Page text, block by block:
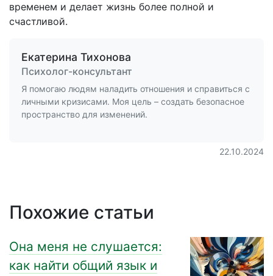
временем и делает жизнь более полной и
счастливой.
Екатерина Тихонова
Психолог-консультант
Я помогаю людям наладить отношения и справиться с
личными кризисами. Моя цель – создать безопасное
пространство для изменений.
22.10.2024
Похожие статьи
Она меня не слушается:
как найти общий язык и